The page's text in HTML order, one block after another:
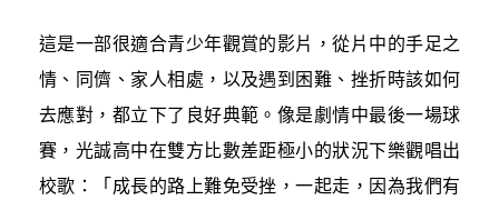
這是一部很適合青少年觀賞的影片，從片中的手足之
情、同儕、家人相處，以及遇到困難、挫折時該如何
去應對，都立下了良好典範。像是劇情中最後一場球
賽，光誠高中在雙方比數差距極小的狀況下樂觀唱出
校歌：「成長的路上難免受挫，一起走，因為我們有